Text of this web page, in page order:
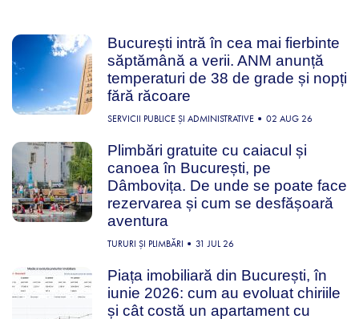
București intră în cea mai fierbinte
săptămână a verii. ANM anunță
temperaturi de 38 de grade și nopți
fără răcoare
SERVICII PUBLICE ȘI ADMINISTRATIVE 02 AUG 26
Plimbări gratuite cu caiacul și
canoea în București, pe
Dâmbovița. De unde se poate face
rezervarea și cum se desfășoară
aventura
TURURI ȘI PLIMBĂRI 31 JUL 26
Piața imobiliară din București, în
iunie 2026: cum au evoluat chiriile
și cât costă un apartament cu